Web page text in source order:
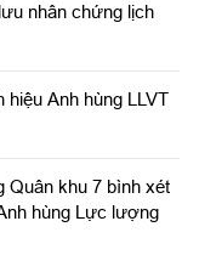
nhân chứng lịch
hiệu Anh hùng LLVT
Quân khu 7 bình xét
hùng Lực lượng